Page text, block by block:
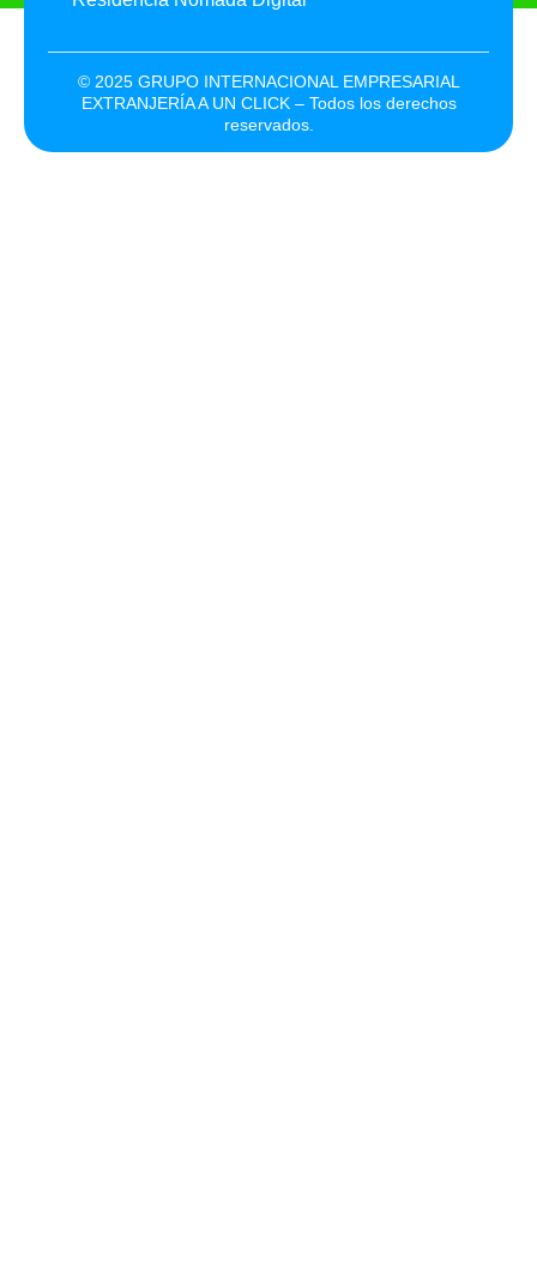
© 2025 GRUPO INTERNACIONAL EMPRESARIAL
EXTRANJERÍA A UN CLICK – Todos los derechos
reservados.